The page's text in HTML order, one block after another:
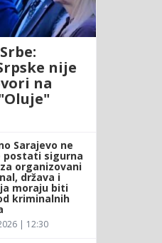
nije
na
Sarajevo ne
postati sigurna
organizovani
država i
moraju biti
kriminalnih
| 12:30